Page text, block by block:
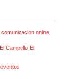
comunicacion online
El Campello El
eventos